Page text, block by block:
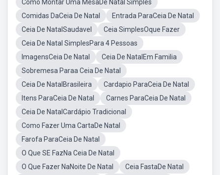
Como Montar Uma MesaDe Natal Simples
Comidas DaCeia De Natal
Entrada ParaCeia De Natal
Ceia De NatalSaudavel
Ceia SimplesOque Fazer
Ceia De Natal SimplesPara 4 Pessoas
ImagensCeia De Natal
Ceia De NatalEm Familia
Sobremesa Paraa Ceia De Natal
Ceia De NatalBrasileira
Cardapio ParaCeia De Natal
Itens ParaCeia De Natal
Carnes ParaCeia De Natal
Ceia De NatalCardápio Tradicional
Como Fazer Uma CartaDe Natal
Farofa ParaCeia De Natal
O Que SE FazNa Ceia De Natal
O Que Fazer NaNoite De Natal
Ceia FastaDe Natal